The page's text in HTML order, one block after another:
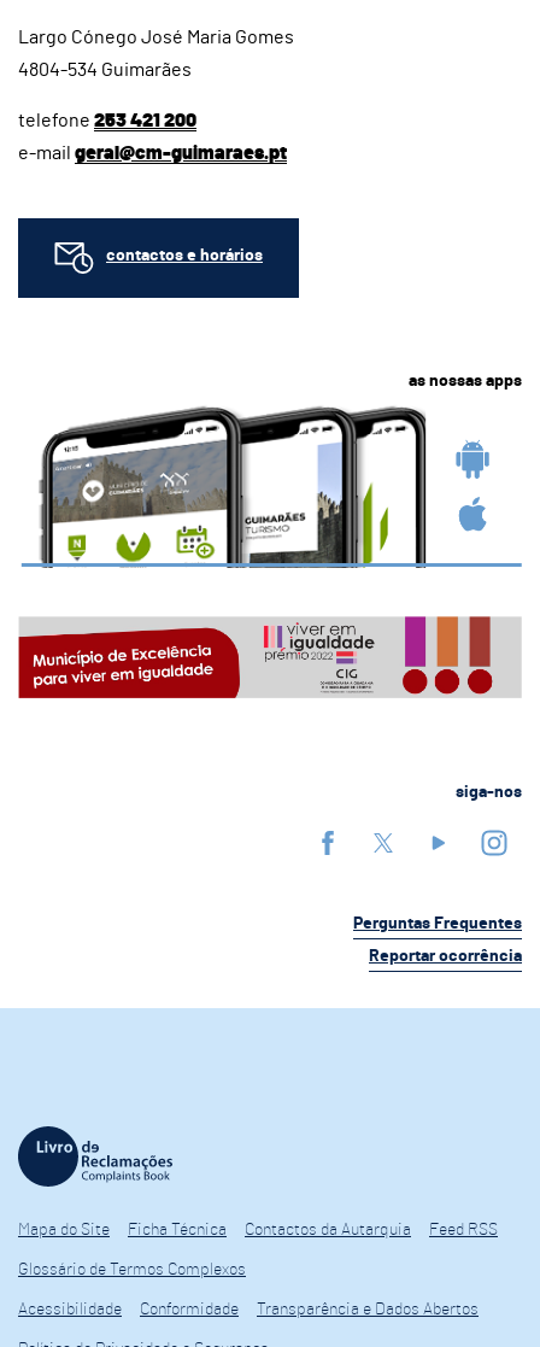
Largo Cónego José Maria Gomes
4804-534 Guimarães
telefone 253 421 200
e-mail geral@cm-guimaraes.pt
contactos e horários
as nossas apps
siga-nos
Perguntas Frequentes
Reportar ocorrência
Mapa do Site Ficha Técnica Contactos da Autarquia Feed RSS
Glossário de Termos Complexos
Acessibilidade Conformidade Transparência e Dados Abertos